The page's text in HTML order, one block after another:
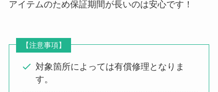
アイテムのため保証期間が長いのは安心です！
【注意事項】
対象箇所によっては有償修理となりま
す。